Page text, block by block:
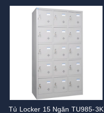
Tủ Locker 15 Ngăn TU985-3K